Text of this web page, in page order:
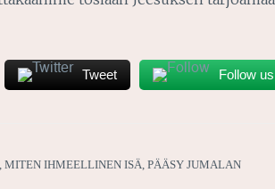
Tweet Follow us
MITEN IHMEELLINEN ISÄ PÄÄSY JUMALAN